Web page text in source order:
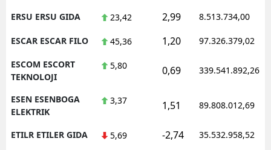
ERSU ERSU GIDA 23,42 2,99 8.513.734,00
ESCAR ESCAR FILO 45,36 1,20 97.326.379,02
ESCOM ESCORT
TEKNOLOJI
5,80 0,69 339.541.892,26
ESEN ESENBOGA
ELEKTRIK
3,37 1,51 89.808.012,69
ETILR ETILER GIDA 5,69 -2,74 35.532.958,52